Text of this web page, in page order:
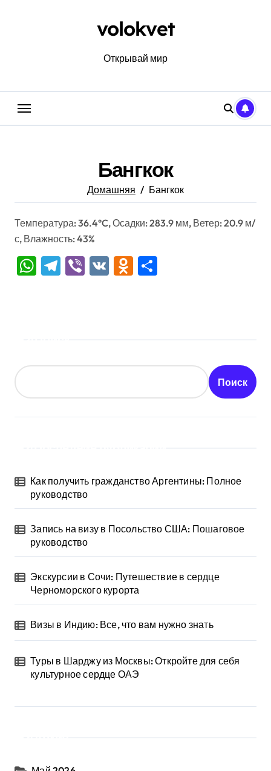
volokvet
Открывай мир
Бангкок
Домашняя Бангкок
Температура: 36.4°C, Осадки: 283.9 мм, Ветер: 20.9 м/
с, Влажность: 43%
WhatsApp
Telegram
Viber
VK Odnoklassniki
Поиск
Как получить гражданство Аргентины: Полное
руководство
Запись на визу в Посольство США: Пошаговое
руководство
Экскурсии в Сочи: Путешествие в сердце
Черноморского курорта
Визы в Индию: Все, что вам нужно знать
Туры в Шарджу из Москвы: Откройте для себя
культурное сердце ОАЭ